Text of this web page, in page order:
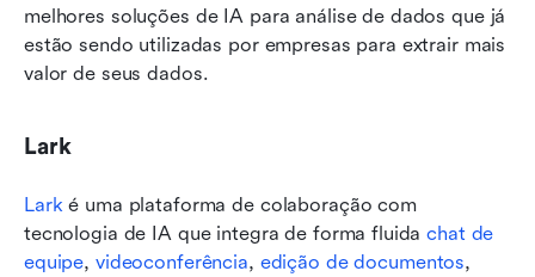
melhores soluções de IA para análise de dados que já
estão sendo utilizadas por empresas para extrair mais
valor de seus dados.
Lark
Lark é uma plataforma de colaboração com
tecnologia de IA que integra de forma fluida chat de
equipe, videoconferência, edição de documentos